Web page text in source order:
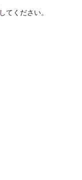
してください。